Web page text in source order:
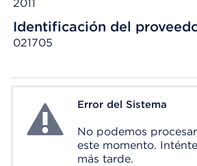
2011
Identificación del
021705
System ErrorError del Sistema
No podemos
este momento.
más tarde.